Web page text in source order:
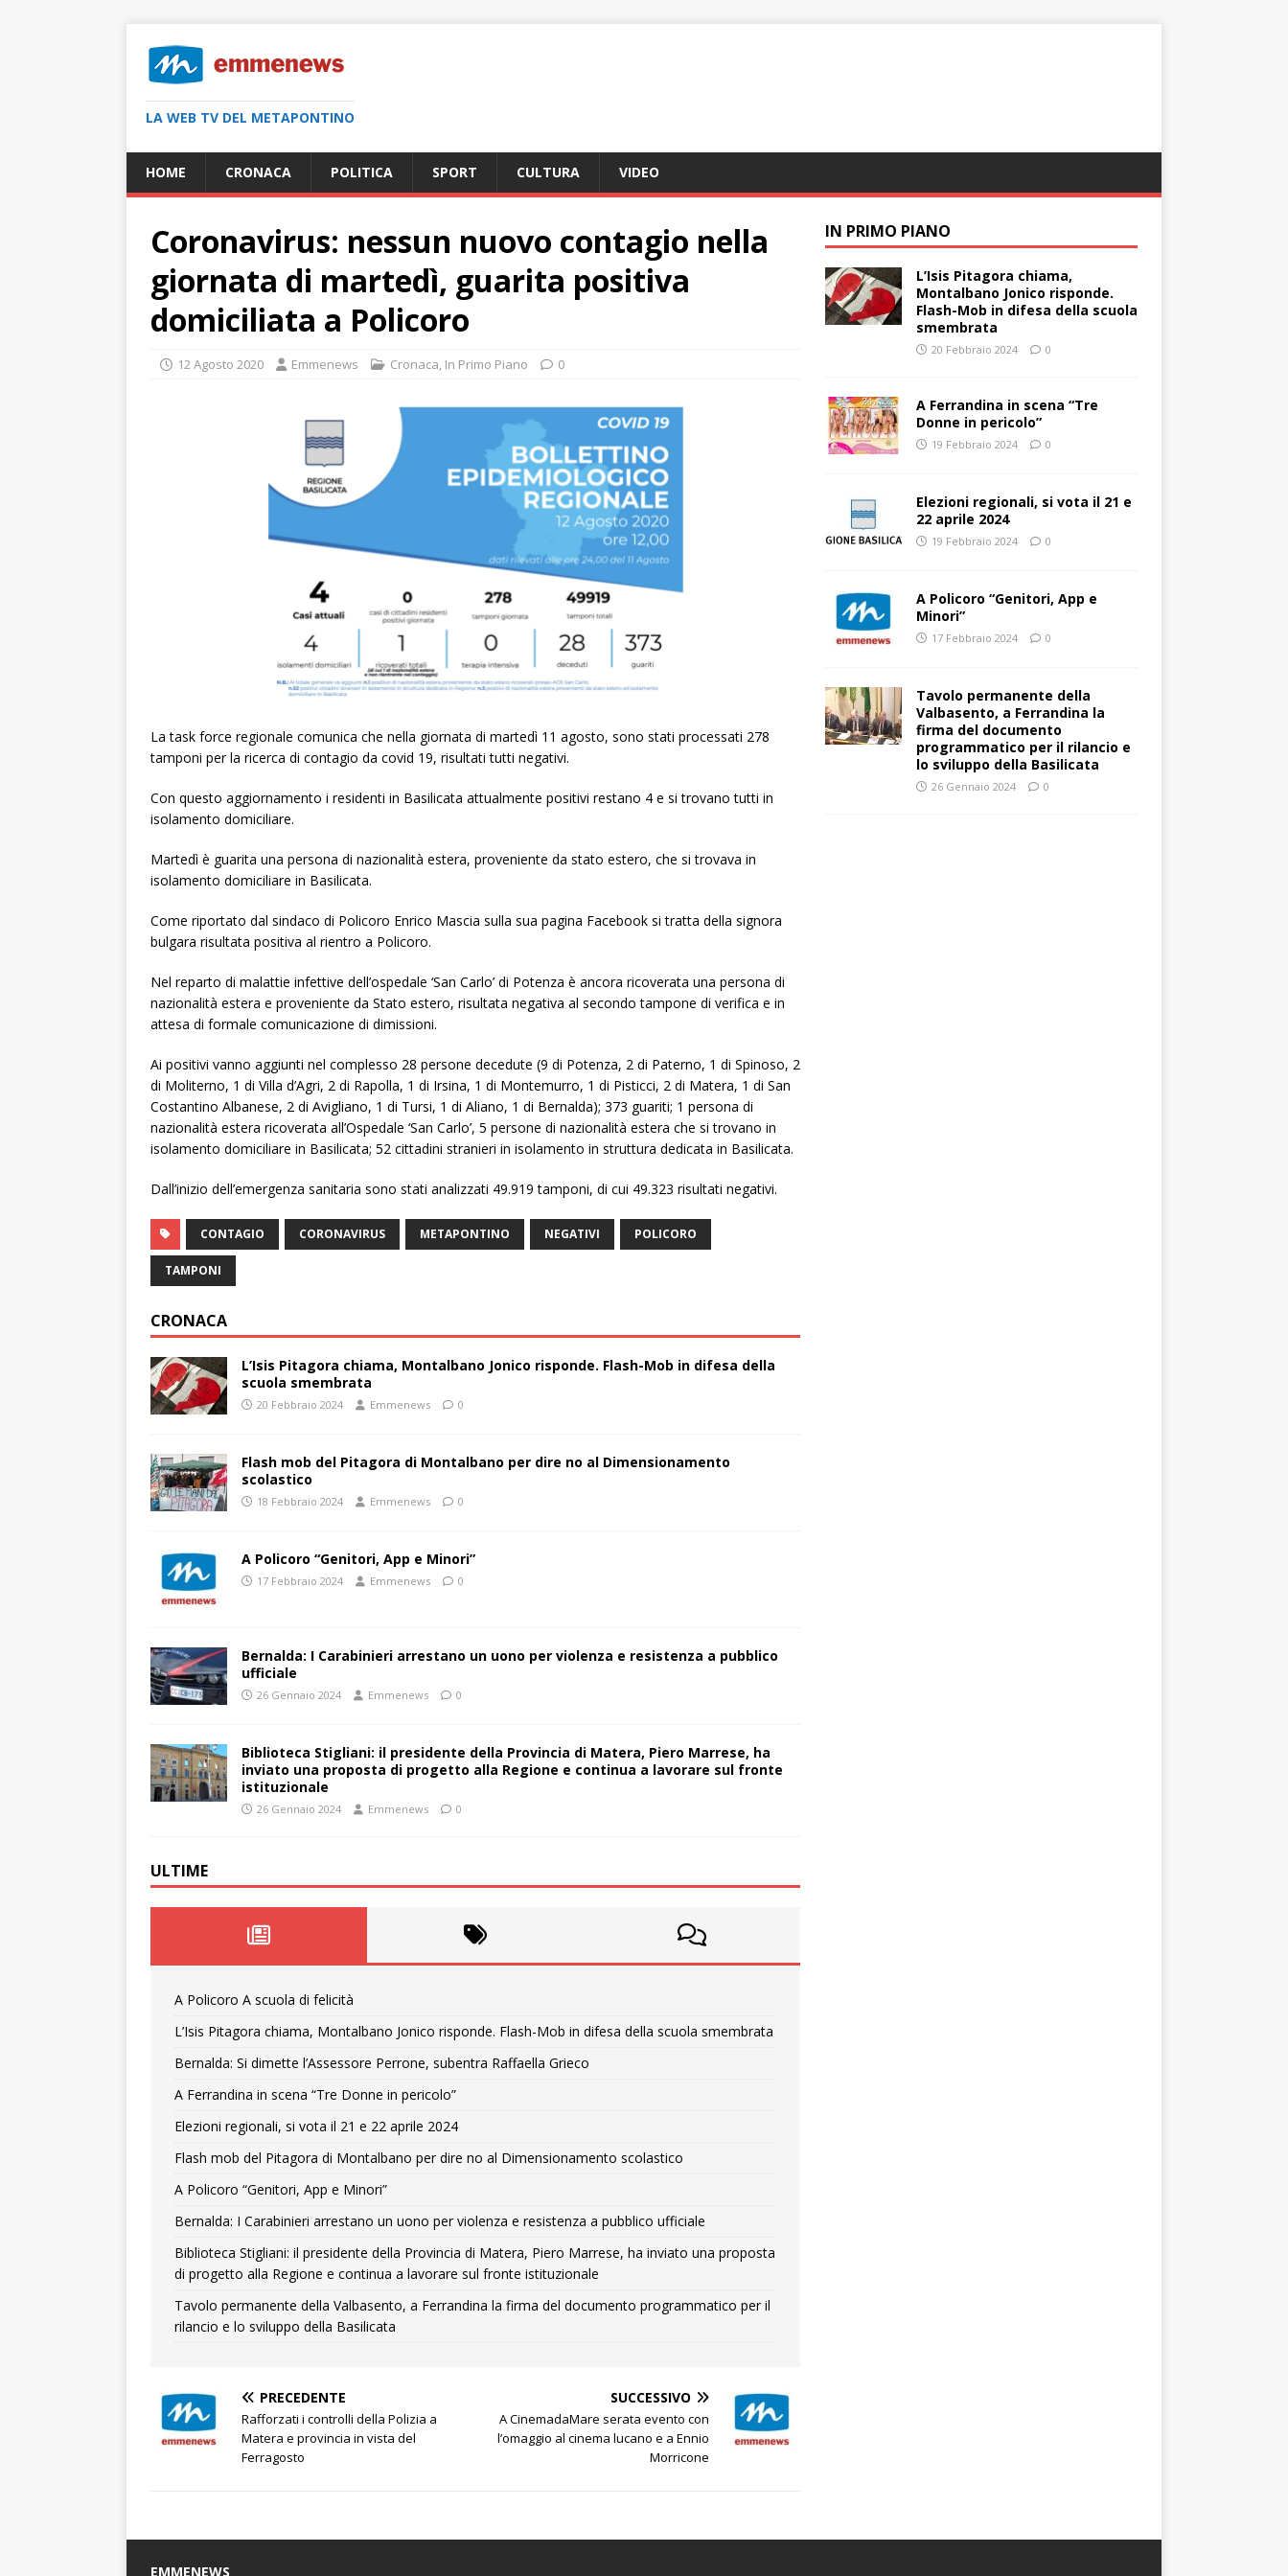
LA WEB TV DEL METAPONTINO
HOME CRONACA POLITICA SPORT CULTURA VIDEO
Coronavirus: nessun nuovo contagio nella
giornata di martedì, guarita positiva
domiciliata a Policoro
12 Agosto 2020 Emmenews Cronaca, In Primo Piano 0
La task force regionale comunica che nella giornata di martedì 11 agosto, sono stati processati 278
tamponi per la ricerca di contagio da covid 19, risultati tutti negativi.
Con questo aggiornamento i residenti in Basilicata attualmente positivi restano 4 e si trovano tutti in
isolamento domiciliare.
Martedì è guarita una persona di nazionalità estera, proveniente da stato estero, che si trovava in
isolamento domiciliare in Basilicata.
Come riportato dal sindaco di Policoro Enrico Mascia sulla sua pagina Facebook si tratta della signora
bulgara risultata positiva al rientro a Policoro.
Nel reparto di malattie infettive dell’ospedale ‘San Carlo’ di Potenza è ancora ricoverata una persona di
nazionalità estera e proveniente da Stato estero, risultata negativa al secondo tampone di verifica e in
attesa di formale comunicazione di dimissioni.
Ai positivi vanno aggiunti nel complesso 28 persone decedute (9 di Potenza, 2 di Paterno, 1 di Spinoso, 2
di Moliterno, 1 di Villa d’Agri, 2 di Rapolla, 1 di Irsina, 1 di Montemurro, 1 di Pisticci, 2 di Matera, 1 di San
Costantino Albanese, 2 di Avigliano, 1 di Tursi, 1 di Aliano, 1 di Bernalda); 373 guariti; 1 persona di
nazionalità estera ricoverata all’Ospedale ‘San Carlo’, 5 persone di nazionalità estera che si trovano in
isolamento domiciliare in Basilicata; 52 cittadini stranieri in isolamento in struttura dedicata in Basilicata.
Dall’inizio dell’emergenza sanitaria sono stati analizzati 49.919 tamponi, di cui 49.323 risultati negativi.
CONTAGIO CORONAVIRUS METAPONTINO NEGATIVI POLICORO
TAMPONI
CRONACA
L’Isis Pitagora chiama, Montalbano Jonico risponde. Flash-Mob in difesa della
scuola smembrata
20 Febbraio 2024 Emmenews 0
Flash mob del Pitagora di Montalbano per dire no al Dimensionamento
scolastico
18 Febbraio 2024 Emmenews 0
A Policoro “Genitori, App e Minori”
17 Febbraio 2024 Emmenews 0
Bernalda: I Carabinieri arrestano un uono per violenza e resistenza a pubblico
ufficiale
26 Gennaio 2024 Emmenews 0
Biblioteca Stigliani: il presidente della Provincia di Matera, Piero Marrese, ha
inviato una proposta di progetto alla Regione e continua a lavorare sul fronte
istituzionale
26 Gennaio 2024 Emmenews 0
ULTIME
A Policoro A scuola di felicità
L’Isis Pitagora chiama, Montalbano Jonico risponde. Flash-Mob in difesa della scuola smembrata
Bernalda: Si dimette l’Assessore Perrone, subentra Raffaella Grieco
A Ferrandina in scena “Tre Donne in pericolo”
Elezioni regionali, si vota il 21 e 22 aprile 2024
Flash mob del Pitagora di Montalbano per dire no al Dimensionamento scolastico
A Policoro “Genitori, App e Minori”
Bernalda: I Carabinieri arrestano un uono per violenza e resistenza a pubblico ufficiale
Biblioteca Stigliani: il presidente della Provincia di Matera, Piero Marrese, ha inviato una proposta
di progetto alla Regione e continua a lavorare sul fronte istituzionale
Tavolo permanente della Valbasento, a Ferrandina la firma del documento programmatico per il
rilancio e lo sviluppo della Basilicata
PRECEDENTE
Rafforzati i controlli della Polizia a
Matera e provincia in vista del
Ferragosto
SUCCESSIVO
A CinemadaMare serata evento con
l’omaggio al cinema lucano e a Ennio
Morricone
IN PRIMO PIANO
L’Isis Pitagora chiama,
Montalbano Jonico risponde.
Flash-Mob in difesa della scuola
smembrata
20 Febbraio 2024 0
A Ferrandina in scena “Tre
Donne in pericolo”
19 Febbraio 2024 0
Elezioni regionali, si vota il 21 e
22 aprile 2024
19 Febbraio 2024 0
A Policoro “Genitori, App e
Minori”
17 Febbraio 2024 0
Tavolo permanente della
Valbasento, a Ferrandina la
firma del documento
programmatico per il rilancio e
lo sviluppo della Basilicata
26 Gennaio 2024 0
EMMENEWS